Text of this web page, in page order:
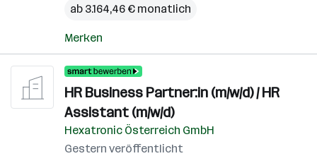
ab 3.164,46 € monatlich
Merken
HR Business Partner:in (m/w/d) / HR
Assistant (m/w/d)
Hexatronic Österreich GmbH
Gestern veröffentlicht